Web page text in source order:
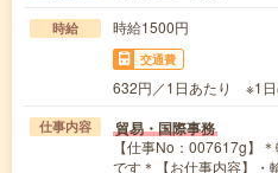
時給 時給1500円
交通費
632円／1日あたり ※1日
仕事内容 貿易・国際事務
【仕事No：007617g】
です＊【お仕事内容】